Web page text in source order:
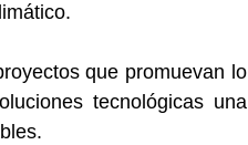
que promuevan lo
tecnológicas una